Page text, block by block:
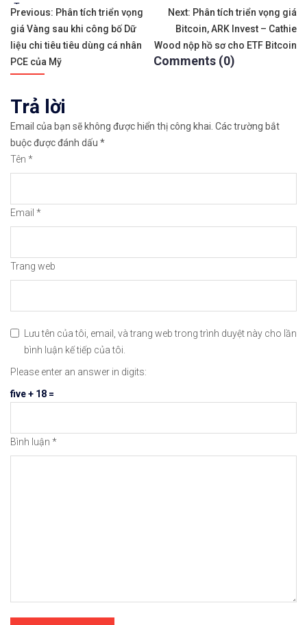
Phí giao dịch thấp nhất thị trường, miễn phí
Sao chép giao dịch của các nhà đầu tư nổi
Xem hướng dẫn đầy đủ tại: https://
𝐁ạ𝐧 𝐦𝐮ố𝐧 𝐠𝐢𝐚𝐨 𝐝ị𝐜𝐡 𝐭𝐫ê𝐧 𝐭𝐡ị 𝐭𝐫ườ𝐧𝐠 𝐂𝐡ứ𝐧𝐠 𝐊𝐡𝐨á𝐧 𝐌ỹ
𝘔ở 𝘵à𝘪 𝘬𝘩𝘰ả𝘯 𝘵𝘳ê𝘯 𝘴à𝘯 𝘌𝘹𝘯𝘦𝘴𝘴 𝘜𝘺 𝘛í𝘯 𝘷à 𝘱𝘩ù
Xem hướng dẫn đầy đủ tại: https://
𝘟𝘦𝘮 𝘤𝘩𝘪 𝘵𝘪ế𝘵: https://chungkhoanforex.com/tong-
Tags:
Điều
hướng
bài
viết
Previous: Phân tích triển vọng
giá Vàng sau khi công bố Dữ
liệu chi tiêu tiêu dùng cá nhân
PCE của Mỹ
Next: Phân tích triển vọng giá
Bitcoin, ARK Invest – Cathie
Wood nộp hồ sơ cho ETF Bitcoin
Comments (0)
Trả lời
Email của bạn sẽ không được hiển thị công khai. Các trường bắt
buộc được đánh dấu *
Tên *
Email *
Trang web
Lưu tên của tôi, email, và trang web trong trình duyệt này cho lần
bình luận kế tiếp của tôi.
Please enter an answer in digits:
five + 18 =
Bình luận *